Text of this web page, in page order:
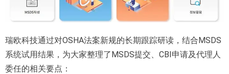
瑞欧科技通过对OSHA法案新规的长期跟踪研读，结合MSDS
系统试用结果，为大家整理了MSDS提交、CBI申请及代理人
委任的相关要点：